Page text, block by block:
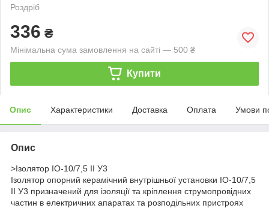
Роздріб
336 ₴
Мінімальна сума замовлення на сайті — 500 ₴
Купити
Опис Характеристики Доставка Оплата Умови
Опис
>Ізолятор ІО-10/7,5 ІІ У3
Ізолятор опорний керамічний внутрішньої установки ІО-10/7,5
ІІ У3 призначений для ізоляції та кріплення струмопровідних
частин в електричних апаратах та розподільних пристроях